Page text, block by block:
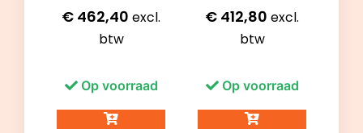
€ 462,40 excl.
btw
Op voorraad
€ 412,80 excl.
btw
Op voorraad